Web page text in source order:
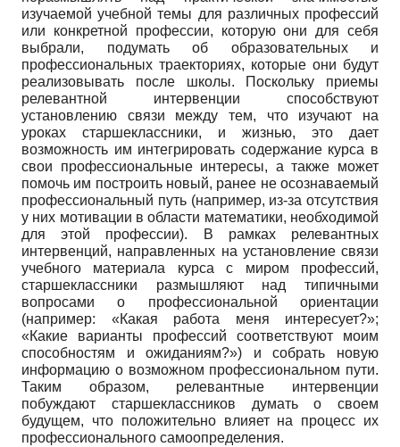
изучаемой учебной темы для различных профессий
или конкретной профессии, которую они для себя
выбрали, подумать об образовательных и
профессиональных траекториях, которые они будут
реализовывать после школы. Поскольку приемы
релевантной интервенции способствуют
установлению связи между тем, что изучают на
уроках старшеклассники, и жизнью, это дает
возможность им интегрировать содержание курса в
свои профессиональные интересы, а также может
помочь им построить новый, ранее не осознаваемый
профессиональный путь (например, из-за отсутствия
у них мотивации в области математики, необходимой
для этой профессии). В рамках релевантных
интервенций, направленных на установление связи
учебного материала курса с миром профессий,
старшеклассники размышляют над типичными
вопросами о профессиональной ориентации
(например: «Какая работа меня интересует?»;
«Какие варианты профессий соответствуют моим
способностям и ожиданиям?») и собрать новую
информацию о возможном профессиональном пути.
Таким образом, релевантные интервенции
побуждают старшеклассников думать о своем
будущем, что положительно влияет на процесс их
профессионального самоопределения.